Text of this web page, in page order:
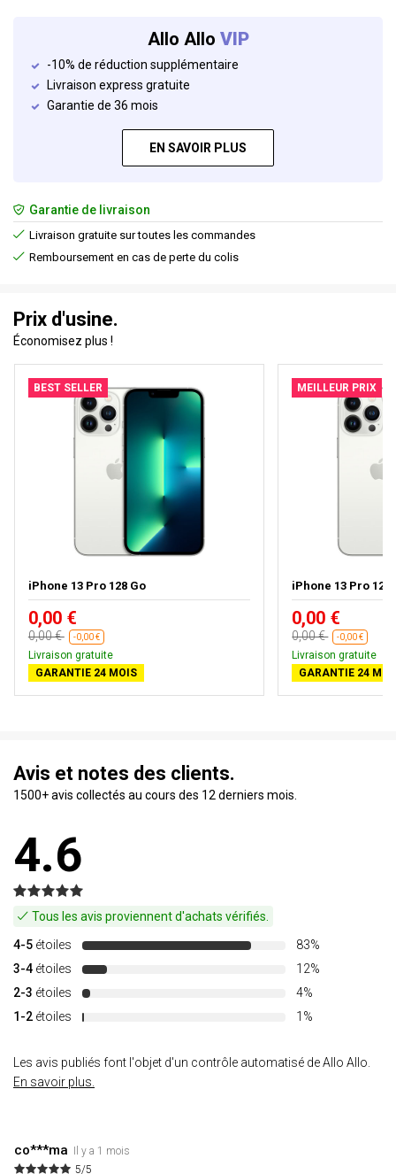
Allo Allo VIP
-10% de réduction supplémentaire
Livraison express gratuite
Garantie de 36 mois
EN SAVOIR PLUS
Garantie de livraison
Livraison gratuite sur toutes les commandes
Remboursement en cas de perte du colis
Prix d'usine.
Économisez plus !
BEST SELLER
iPhone 13 Pro 128 Go
0,00 €
0,00 € -0,00 €
Livraison gratuite
GARANTIE 24 MOIS
MEILLEUR PRIX
iPhone 13 Pro 128
0,00 €
0,00 € -0,00 €
Livraison gratuite
GARANTIE 24
Avis et notes des clients.
1500+ avis collectés au cours des 12 derniers mois.
4.6
Tous les avis proviennent d'achats vérifiés.
4-5 étoiles
83%
3-4 étoiles
12%
2-3 étoiles
4%
1-2 étoiles 1%
Les avis publiés font l'objet d'un contrôle automatisé de Allo Allo.
En savoir plus.
co***ma
Il y a 1 mois
5/5